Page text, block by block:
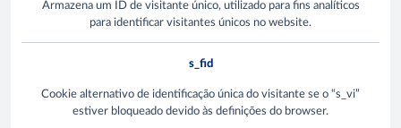
Armazena um ID de visitante único, utilizado para fins analíticos
para identificar visitantes únicos no website.
s_fid
Cookie alternativo de identificação única do visitante se o “s_vi”
estiver bloqueado devido às definições do browser.